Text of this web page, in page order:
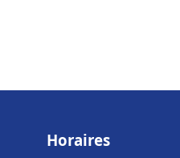
Horaires